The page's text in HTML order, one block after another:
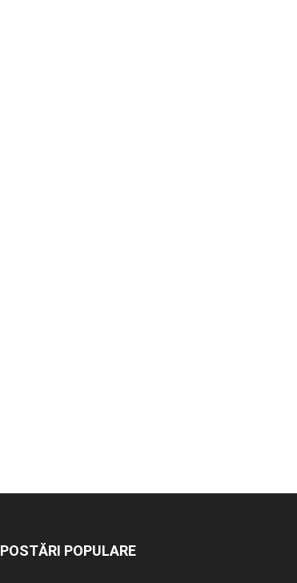
POSTĂRI POPULARE